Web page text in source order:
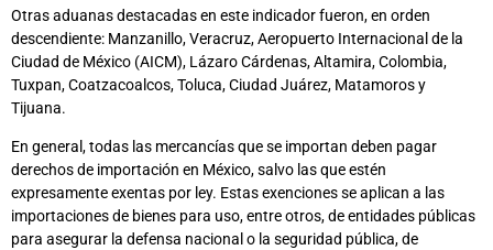
Otras aduanas destacadas en este indicador fueron, en orden
descendiente: Manzanillo, Veracruz, Aeropuerto Internacional de la
Ciudad de México (AICM), Lázaro Cárdenas, Altamira, Colombia,
Tuxpan, Coatzacoalcos, Toluca, Ciudad Juárez, Matamoros y
Tijuana.
En general, todas las mercancías que se importan deben pagar
derechos de importación en México, salvo las que estén
expresamente exentas por ley. Estas exenciones se aplican a las
importaciones de bienes para uso, entre otros, de entidades públicas
para asegurar la defensa nacional o la seguridad pública, de